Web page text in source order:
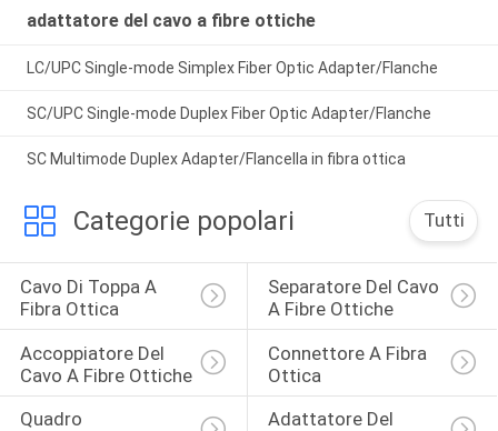
adattatore del cavo a fibre ottiche
LC/UPC Single-mode Simplex Fiber Optic Adapter/Flanche
SC/UPC Single-mode Duplex Fiber Optic Adapter/Flanche
SC Multimode Duplex Adapter/Flancella in fibra ottica
Categorie popolari Tutti
Cavo Di Toppa A
Fibra Ottica
Separatore Del Cavo
A Fibre Ottiche
Accoppiatore Del
Cavo A Fibre Ottiche
Connettore A Fibra
Ottica
Quadro
Adattatore Del